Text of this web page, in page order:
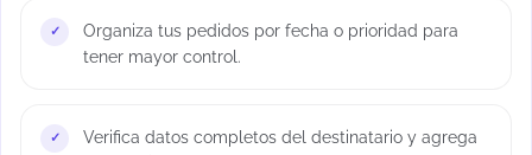
Organiza tus pedidos por fecha o prioridad para
tener mayor control.
Verifica datos completos del destinatario y agrega